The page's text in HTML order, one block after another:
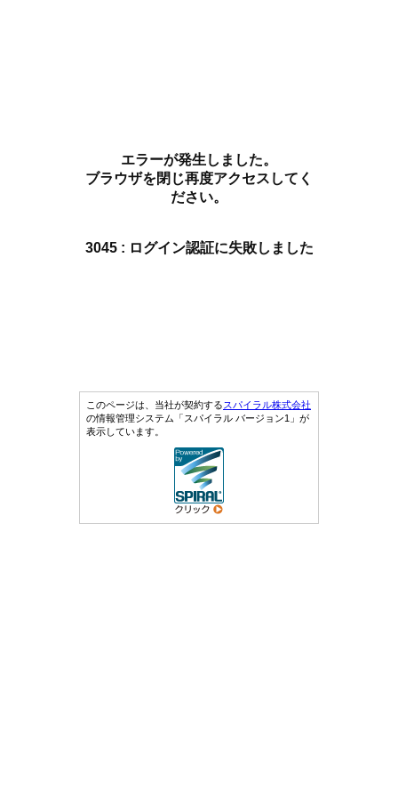
エラーが発生しました。
ブラウザを閉じ再度アクセスしてく
ださい。
3045 : ログイン認証に失敗しました
このページは、当社が契約するスパイラル株式会社
の情報管理システム「スパイラル バージョン1」が
表示しています。